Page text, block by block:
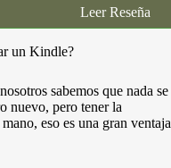
Leer Reseña
un Kindle?
sabemos que nada se
nuevo, pero tener la
eso es una gran ventaja